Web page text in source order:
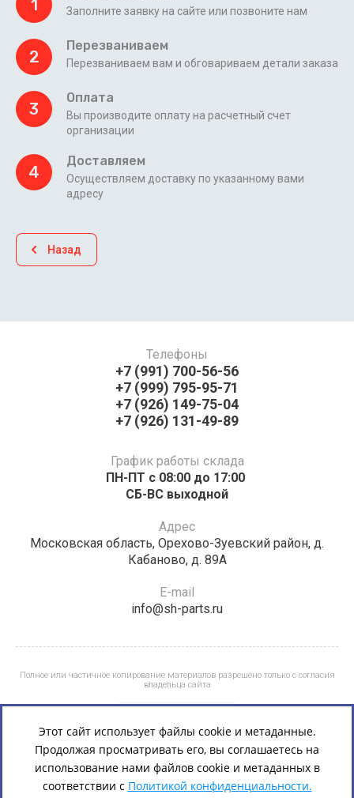
1 Заполните заявку на сайте или позвоните нам
2
Перезваниваем
Перезваниваем вам и обговариваем детали заказа
3
Оплата
Вы производите оплату на расчетный счет
организации
4
Доставляем
Осуществляем доставку по указанному вами
адресу
Назад
Телефоны
+7 (991) 700-56-56
+7 (999) 795-95-71
+7 (926) 149-75-04
+7 (926) 131-49-89
График работы склада
ПН-ПТ с 08:00 до 17:00 ​​​​​​
СБ-ВС выходной
Адрес
Московская область, Орехово-Зуевский район, д.
Кабаново, д. 89А
E-mail
info@sh-parts.ru
Полное или частичное копирование материалов разрешено только с согласия
владельца сайта
Этот сайт использует файлы cookie и метаданные.
Продолжая просматривать его, вы соглашаетесь на
использование нами файлов cookie и метаданных в
соответствии с Политикой конфиденциальности.